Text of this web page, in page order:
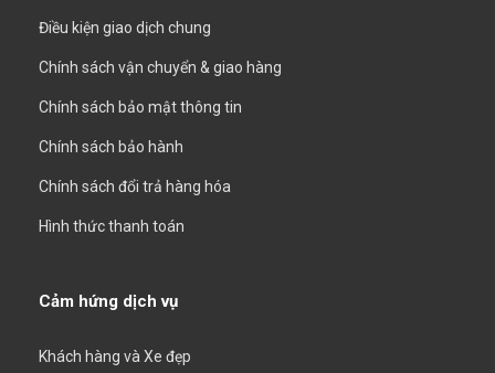
Điều kiện giao dịch chung
Chính sách vận chuyển & giao hàng
Chính sách bảo mật thông tin
Chính sách bảo hành
Chính sách đổi trả hàng hóa
Hình thức thanh toán
Cảm hứng dịch vụ
Khách hàng và Xe đẹp